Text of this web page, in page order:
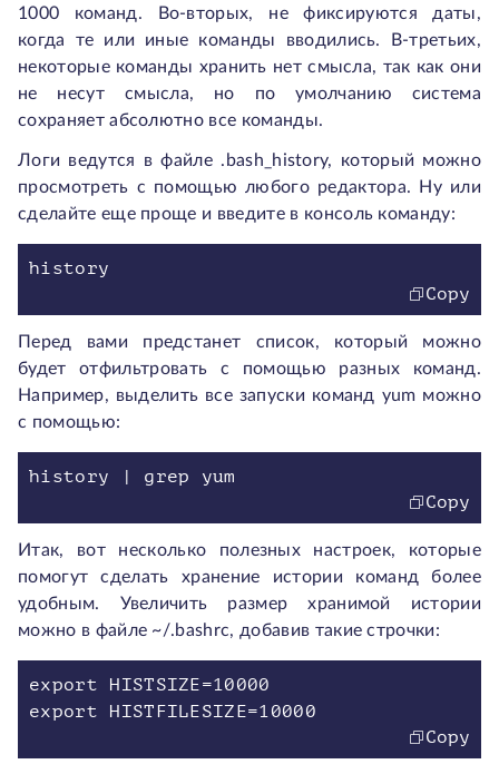
1000 команд. Во-вторых, не фиксируются даты,
когда те или иные команды вводились. В-третьих,
некоторые команды хранить нет смысла, так как они
не несут смысла, но по умолчанию система
сохраняет абсолютно все команды.
Логи ведутся в файле .bash_history, который можно
просмотреть с помощью любого редактора. Ну или
сделайте еще проще и введите в консоль команду:
Copy
Перед вами предстанет список, который можно
будет отфильтровать с помощью разных команд.
Например, выделить все запуски команд yum можно
с помощью:
Copy
Итак, вот несколько полезных настроек, которые
помогут сделать хранение истории команд более
удобным. Увеличить размер хранимой истории
можно в файле ~/.bashrc, добавив такие строчки:
export HISTSIZE=10000
Copy